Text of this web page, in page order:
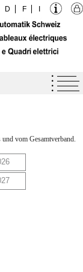
D F
vom Gesamtverband.